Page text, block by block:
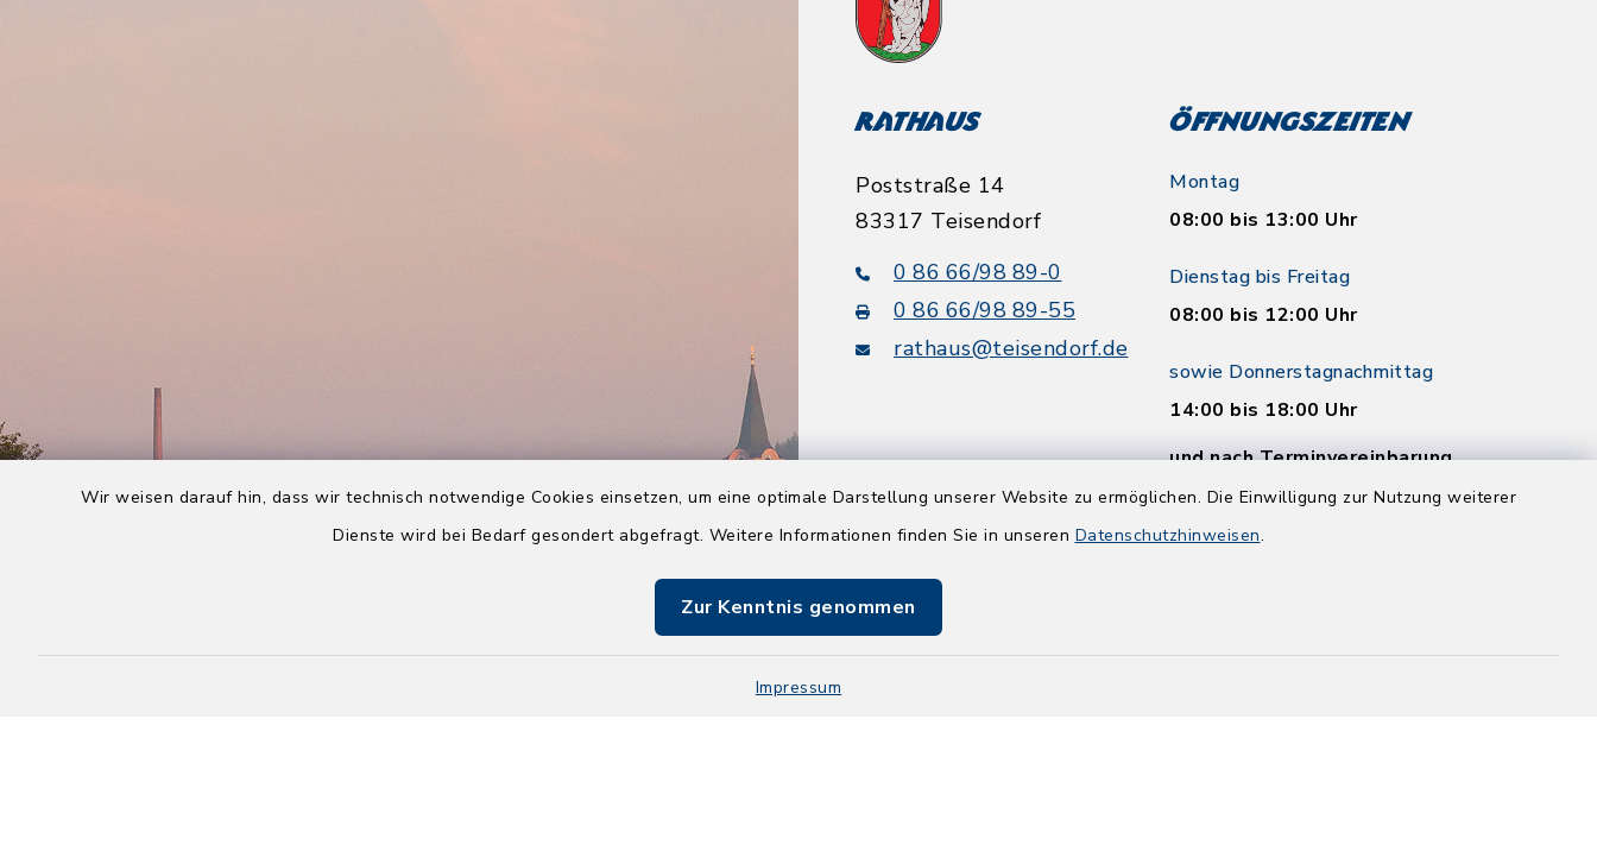
Wir weisen darauf hin, dass wir technisch notwendige Cookies einsetzen, um eine optimale Darstellung unserer Website zu ermöglichen. Die Einwilligung zur Nutzung weiterer
Dienste wird bei Bedarf gesondert abgefragt. Weitere Informationen finden Sie in unseren Datenschutzhinweisen.
Zur Kenntnis genommen
Impressum
Rathaus
Poststraße 14
83317 Teisendorf
0 86 66/98 89-0
0 86 66/98 89-55
rathaus@teisendorf.de
Öffnungszeiten
Montag
08:00 bis 13:00 Uhr
Dienstag bis Freitag
08:00 bis 12:00 Uhr
sowie Donnerstagnachmittag
14:00 bis 18:00 Uhr
und nach Terminvereinbarung
Quicklinks
BayernPortal